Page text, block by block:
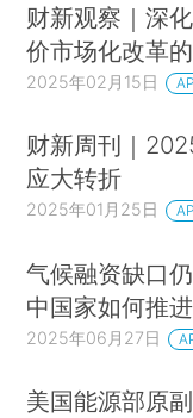
财新观察｜深
价市场化改革
2025年02月15日
财新周刊｜
应大转折
2025年01月25日
气候融资缺口
中国家如何推
2025年06月27日
美国能源部原